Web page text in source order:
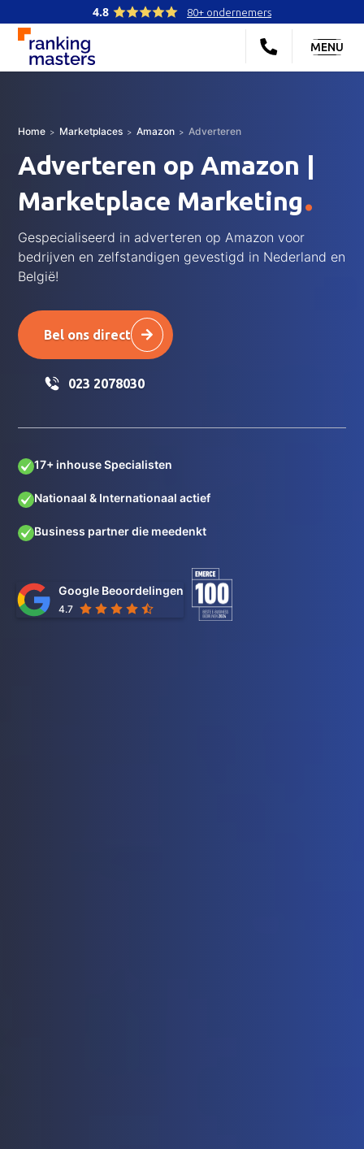
4.8 80+ ondernemers
MENU
Home Marketplaces Amazon Adverteren
Adverteren op Amazon |
Marketplace Marketing.
Gespecialiseerd in adverteren op Amazon voor
bedrijven en zelfstandigen gevestigd in Nederland en
België!
Bel ons direct
023 2078030
17+ inhouse Specialisten
Nationaal & Internationaal actief
Business partner die meedenkt
Google Beoordelingen
4.7